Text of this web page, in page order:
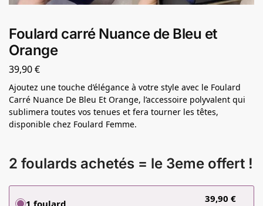
Foulard carré Nuance de Bleu et
Orange
39,90€
Ajoutez une touche d’élégance à votre style avec le Foulard
Carré Nuance De Bleu Et Orange, l’accessoire polyvalent qui
sublimera toutes vos tenues et fera tourner les têtes,
disponible chez Foulard Femme.
2 foulards achetés = le 3eme offert !
1 foulard 39,90 €